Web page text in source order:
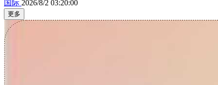
国际 2026/8/2 03:20:00
更多